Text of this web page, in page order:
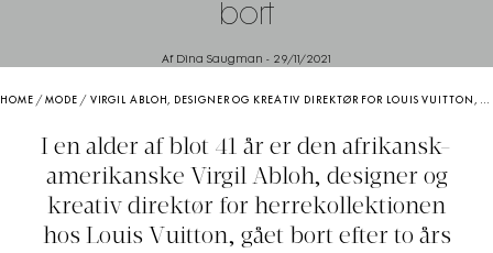
bort
Af Dina Saugman - 29/11/2021
HOME /MODE / VIRGIL ABLOH, DESIGNER OG KREATIV DIREKTØR FOR LOUIS VUITTON, ER GÅET BORT
I en alder af blot 41 år er den afrikansk-
amerikanske Virgil Abloh, designer og
kreativ direktør for herrekollektionen
hos Louis Vuitton, gået bort efter to års